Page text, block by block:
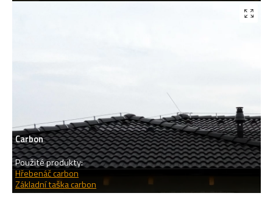
Carbon
Použité produkty:
Hřebenáč carbon
Základní taška carbon